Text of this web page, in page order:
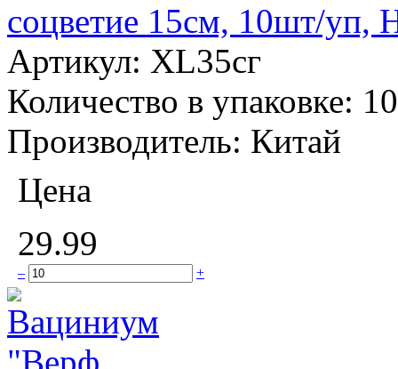
соцветие 15см, 10шт/уп,
Артикул: XL35сг
Количество в упаковке: 10
Производитель: Китай
Цена
29.99
– +